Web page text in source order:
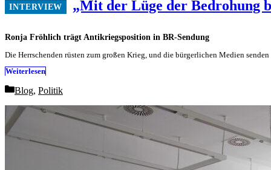
Ronja Fröhlich trägt Antikriegsposition in BR-Sendung
„Mit der Lüge der Bedrohung
Die Herrschenden rüsten zum großen Krieg, und die bürgerlichen Medien
Weiterlesen
Categories
Blog, Politik